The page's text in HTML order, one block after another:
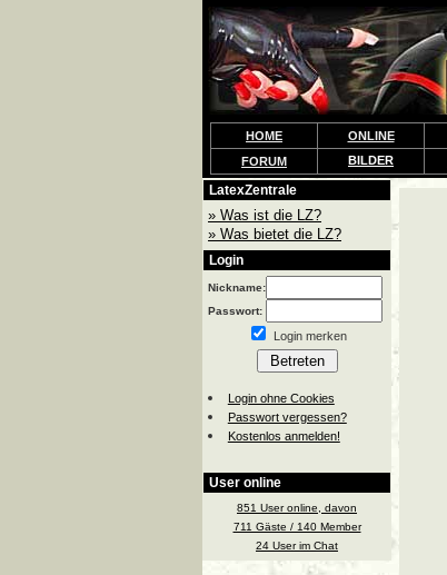
HOME ONLINE
FORUM
BILDER
LatexZentrale
» Was ist die LZ?
» Was bietet die LZ?
Login
Nickname:
Passwort:
Login merken
Login ohne Cookies
Passwort vergessen?
Kostenlos anmelden!
User online
851 User online, davon
711 Gäste / 140 Member
24 User im Chat